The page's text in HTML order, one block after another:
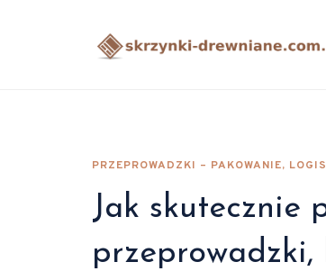
PRZEPROWADZKI – PAKOWANIE,
Jak skutecznie
przeprowadzki,